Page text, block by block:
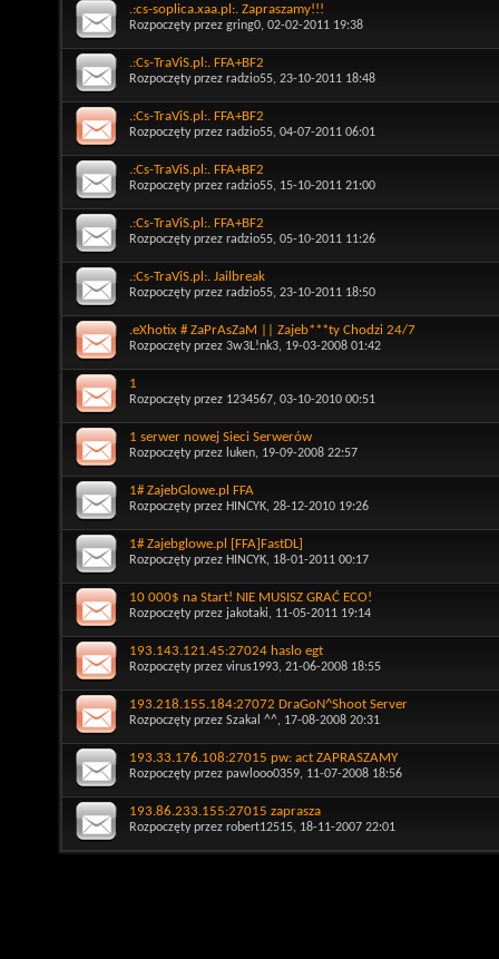
.:cs-soplica.xaa.pl:. Zapraszamy!!!
Rozpoczęty przez gring0, 02-02-2011 19:38
.:Cs-TraViS.pl:. FFA+BF2
Rozpoczęty przez radzio55, 23-10-2011 18:48
.:Cs-TraViS.pl:. FFA+BF2
Rozpoczęty przez radzio55, 04-07-2011 06:01
.:Cs-TraViS.pl:. FFA+BF2
Rozpoczęty przez radzio55, 15-10-2011 21:00
.:Cs-TraViS.pl:. FFA+BF2
Rozpoczęty przez radzio55, 05-10-2011 11:26
.:Cs-TraViS.pl:. Jailbreak
Rozpoczęty przez radzio55, 23-10-2011 18:50
.eXhotix # ZaPrAsZaM || Zajeb***ty Chodzi 24/7
Rozpoczęty przez 3w3L!nk3, 19-03-2008 01:42
1
Rozpoczęty przez 1234567, 03-10-2010 00:51
1 serwer nowej Sieci Serwerów
Rozpoczęty przez luken, 19-09-2008 22:57
1# ZajebGlowe.pl FFA
Rozpoczęty przez HINCYK, 28-12-2010 19:26
1# Zajebglowe.pl [FFA]FastDL]
Rozpoczęty przez HINCYK, 18-01-2011 00:17
10 000$ na Start! NIE MUSISZ GRAĆ ECO!
Rozpoczęty przez jakotaki, 11-05-2011 19:14
193.143.121.45:27024 haslo egt
Rozpoczęty przez virus1993, 21-06-2008 18:55
193.218.155.184:27072 DraGoN^Shoot Server
Rozpoczęty przez Szakal ^^, 17-08-2008 20:31
193.33.176.108:27015 pw: act ZAPRASZAMY
Rozpoczęty przez pawlooo0359, 11-07-2008 18:56
193.86.233.155:27015 zaprasza
Rozpoczęty przez robert12515, 18-11-2007 22:01